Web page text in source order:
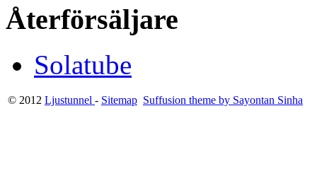
Återförsäljare
Solatube
© 2012 Ljustunnel - Sitemap Suffusion theme by Sayontan Sinha